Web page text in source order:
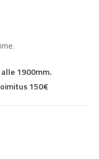
1900mm.
150€